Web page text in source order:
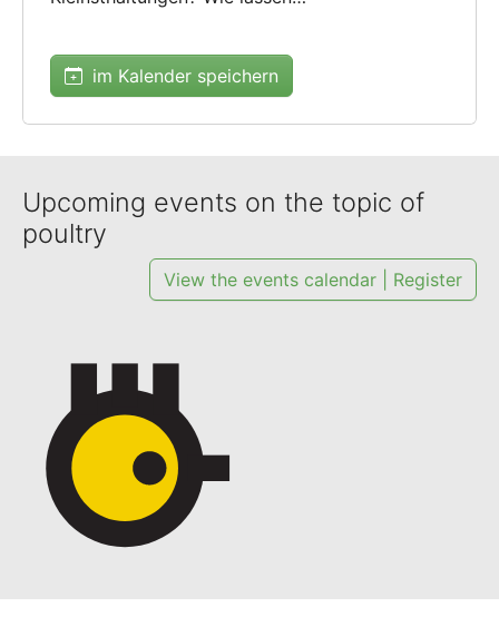
im Kalender speichern
Upcoming events on the topic of
poultry
View the events calendar | Register